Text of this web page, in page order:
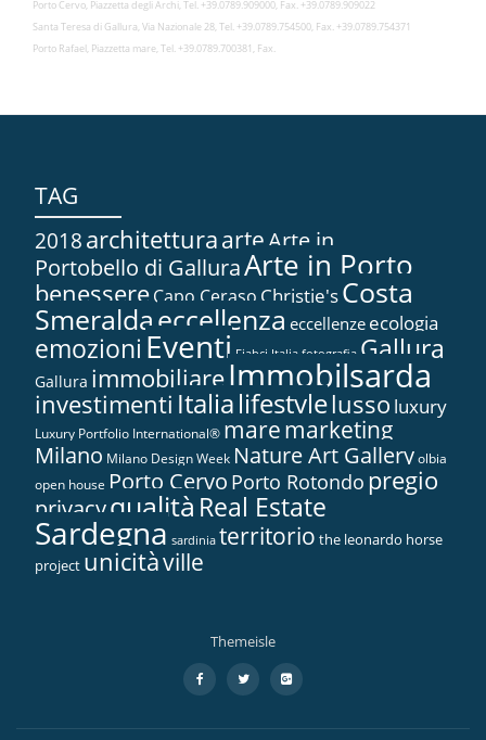
Porto Cervo, Piazzetta degli Archi, Tel. +39.0789.909000, Fax. +39.0789.909022
Santa Teresa di Gallura, Via Nazionale 28, Tel. +39.0789.754500, Fax. +39.0789.754371
Porto Rafael, Piazzetta mare, Tel. +39.0789.700381, Fax.
TAG
2018architetturaarteArte in...
Portobello di GalluraArte in Porto
benessereCapo Ceraso Christie'sCosta
Smeraldaeccellenza eccellenze ecologia
emozioni Eventi Fiabci Italia fotografia Gallura
Gallura immobiliareImmobilsarda
investimenti Italialifestylelusso luxury
Luxury Portfolio International® maremarketing
Milano Milano Design Week Nature Art Galleryolbia
open house Porto Cervo Porto Rotondo pregio
privacyqualità Real Estate
Sardegna sardinia territorio the leonardo horse
project unicitàville
Themeisle
secondario
fa-
facebook
fa-
twitter
fa-
google-